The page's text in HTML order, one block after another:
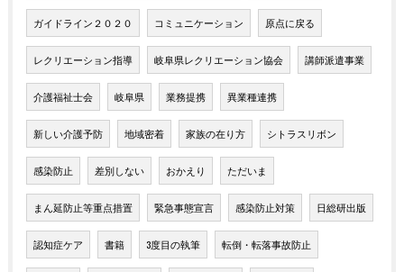
ガイドライン２０２０ コミュニケーション 原点に戻る
レクリエーション指導 岐阜県レクリエーション協会 講師派遣事業
介護福祉士会 岐阜県 業務提携 異業種連携
新しい介護予防 地域密着 家族の在り方 シトラスリボン
感染防止 差別しない おかえり ただいま
まん延防止等重点措置 緊急事態宣言 感染防止対策 日総研出版
認知症ケア 書籍 3度目の執筆 転倒・転落事故防止